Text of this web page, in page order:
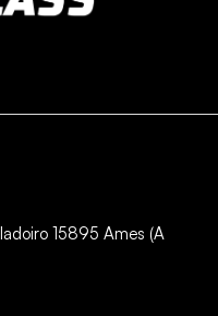
15895 Ames (A